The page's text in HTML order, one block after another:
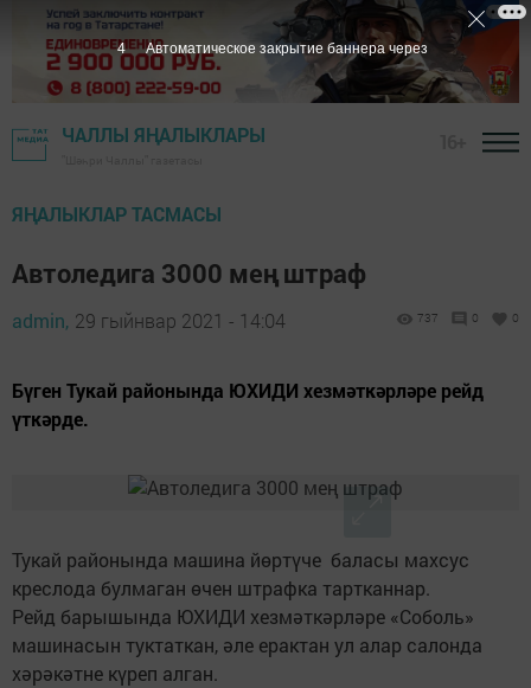
ЧАЛЛЫ ЯҢАЛЫКЛАРЫ
ЯҢАЛЫКЛАР ТАСМАСЫ
Автоледига 3000 мең штраф
admin, 29 гыйнвар 2021 - 14:04 737 0 0
Бүген Тукай районында ЮХИДИ хезмәткәрләре рейд
үткәрде.
Тукай районында машина йөртүче баласы махсус
креслода булмаган өчен штрафка тартканнар.
Рейд барышында ЮХИДИ хезмәткәрләре «Соболь»
машинасын туктаткан, әле ерактан ул алар салонда
хәрәкәтне күреп алган.
3 Автоматическое закрытие баннера через